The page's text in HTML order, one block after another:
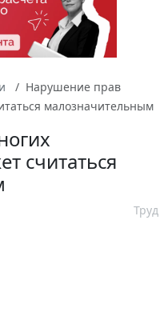
Нарушение прав
малозначительным
считаться
Труд